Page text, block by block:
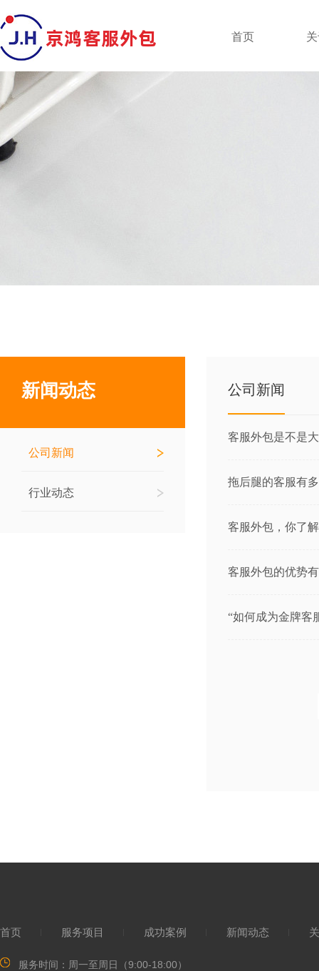
京鸿客服外包 首页
新闻动态
公司新闻
行业动态
公司新闻
客服外包是不是
拖后腿的客服有
客服外包，你了
客服外包的优势
“如何成为金牌客
首页 服务项目 成功案例 新闻动态
服务时间： 周一至周日（9:00-18:00）